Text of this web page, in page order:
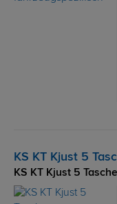
KS KT Kjust 5
KS KT Kjust 5